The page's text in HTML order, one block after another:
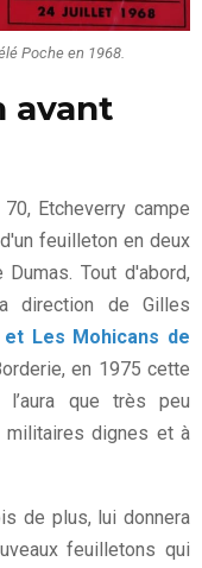
Poche en 1968.
avant
Etcheverry campe
feuilleton en deux
Tout d'abord,
direction de Gilles
Les Mohicans de
en 1975 cette
que très peu
dignes et à
de plus, lui donnera
feuilletons qui